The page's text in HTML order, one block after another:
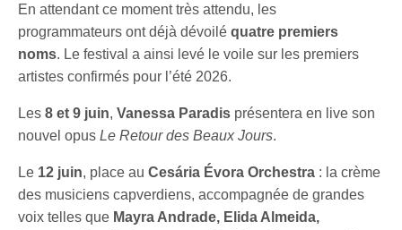
En attendant ce moment très attendu, les
programmateurs ont déjà dévoiléquatre premiers
noms. Le festival a ainsi levé le voile sur les premiers
artistes confirmés pour l’été 2026.
Les8 et 9 juin,Vanessa Paradis présentera en live son
nouvel opusLe Retour des Beaux Jours.
Le 12 juin, place auCesária Évora Orchestra : la crème
des musiciens capverdiens, accompagnée de grandes
voix telles que Mayra Andrade, Elida Almeida,